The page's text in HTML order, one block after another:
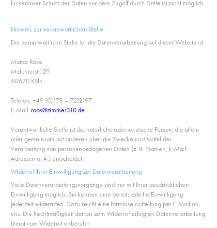
lückenloser Schutz der Daten vor dem Zugriff durch Dritte ist nicht möglich.
Hinweis zur verantwortlichen Stelle
Die verantwortliche Stelle für die Datenverarbeitung auf dieser Website ist:
Marco Roos
Melchiorstr. 29
50670 Köln
Telefon: +49 (0)178 – 7212197
E-Mail: roos@zimmer310.de
Verantwortliche Stelle ist die natürliche oder juristische Person, die allein
oder gemeinsam mit anderen über die Zwecke und Mittel der
Verarbeitung von personenbezogenen Daten (z. B. Namen, E-Mail-
Adressen o. Ä.) entscheidet.
Widerruf Ihrer Einwilligung zur Datenverarbeitung
Viele Datenverarbeitungsvorgänge sind nur mit Ihrer ausdrücklichen
Einwilligung möglich. Sie können eine bereits erteilte Einwilligung
jederzeit widerrufen. Dazu reicht eine formlose Mitteilung per E-Mail an
uns. Die Rechtmäßigkeit der bis zum Widerruf erfolgten Datenverarbeitung
bleibt vom Widerruf unberührt.